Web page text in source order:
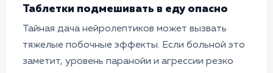
Таблетки подмешивать в еду опасно
Тайная дача нейролептиков может вызвать
тяжелые побочные эффекты. Если больной это
заметит, уровень паранойи и агрессии резко